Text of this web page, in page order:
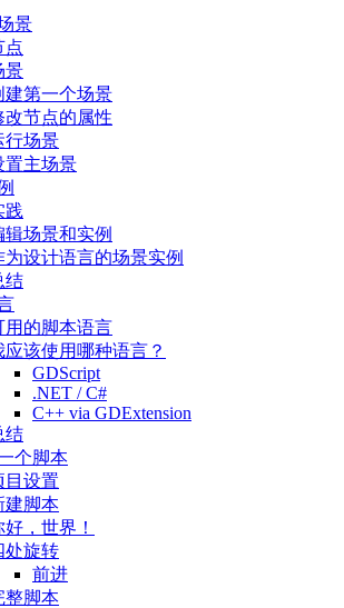
景
点
景
建第一个场景
改节点的属性
行场景
置主场景
践
辑场景和实例
为设计语言的场景实例
结
用的脚本语言
应该使用哪种语言？
GDScript
.NET / C#
C++ via GDExtension
结
个脚本
目设置
建脚本
好，世界！
处旋转
前进
整脚本